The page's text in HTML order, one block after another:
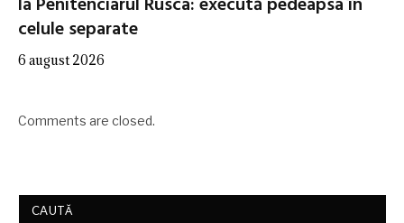
celule separate
6 august 2026
Comments are closed.
CAUTĂ